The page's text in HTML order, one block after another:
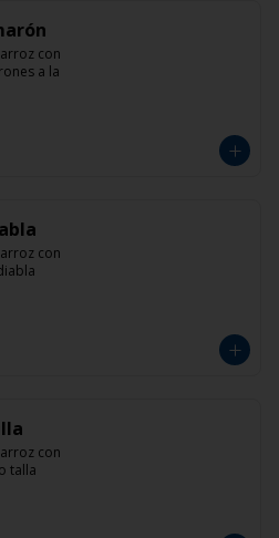
con
a la
con
con
talla